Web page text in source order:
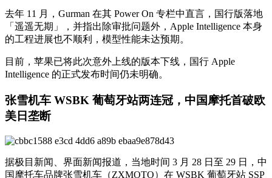
去年 11 月，Gurman 在其 Power On 专栏中直言，国行版落地
「遥遥无期」，并指出除审批问题外，Apple Intelligence 本身
的工程进展也不顺利，模型性能未达预期。
目前，苹果已将此次意外上线的版本下线，国行 Apple
Intelligence 的正式发布时间仍未明确。
张雪机车 WSBK 葡萄牙站两连冠，中国摩托首破欧
美日垄断
据极目新闻、界面新闻报道，当地时间 3 月 28 日至 29 日，中
国摩托车品牌张雪机车（ZXMOTO）在 WSBK 葡萄牙站 SSP